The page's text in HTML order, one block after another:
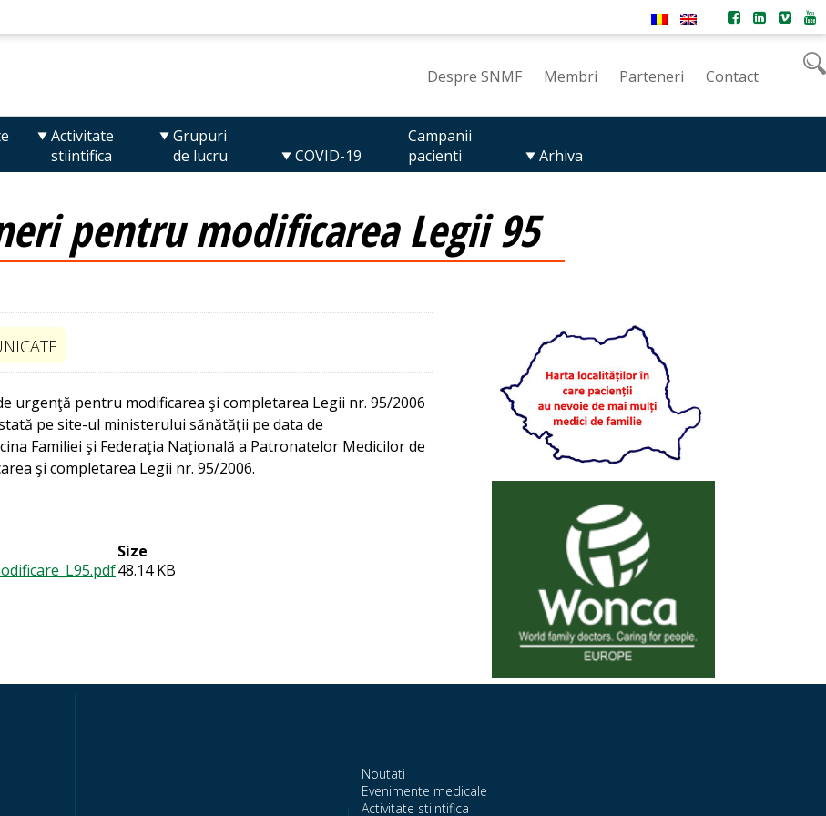
Despre SNMF Membri Parteneri Contact
Activitate
stiintifica
Grupuri
de lucru
COVID-19
Campanii
pacienti
Arhiva
pentru modificarea Legii 95
urgenţă pentru modificarea şi completarea Legii nr. 95/2006
pe site-ul ministerului sănătăţii pe data de
Familiei şi Federaţia Naţională a Patronatelor Medicilor de
şi completarea Legii nr. 95/2006.
Size
48.14 KB
Noutati
Evenimente medicale
Activitate stiintifica